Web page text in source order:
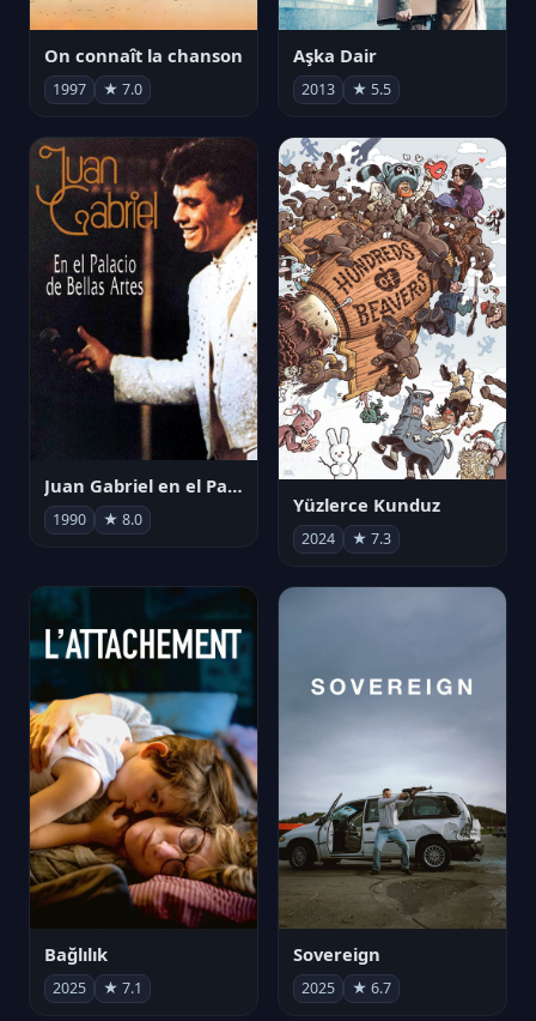
On connaît la chanson
1997 ★ 7.0
Aşka Dair
2013 ★ 5.5
Juan Gabriel en el Palacio de Bellas Artes
1990 ★ 8.0
Yüzlerce Kunduz
2024 ★ 7.3
Bağlılık
2025 ★ 7.1
Sovereign
2025 ★ 6.7